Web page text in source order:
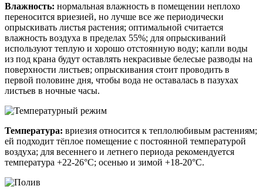
Влажность: нормальная влажность в помещении неплохо
переносится вриезией, но лучше все же периодически
опрыскивать листья растения; оптимальной считается
влажность воздуха в пределах 55%; для опрыскиваний
используют теплую и хорошо отстоянную воду; капли воды
из под крана будут оставлять некрасивые белесые разводы на
поверхности листьев; опрыскивания стоит проводить в
первой половине дня, чтобы вода не оставалась в пазухах
листьев в ночные часы.
Температура: вриезия относится к теплолюбивым растениям;
ей подходит тёплое помещение с постоянной температурой
воздуха; для весеннего и летнего периода рекомендуется
температура +22-26°С; осенью и зимой +18-20°С.